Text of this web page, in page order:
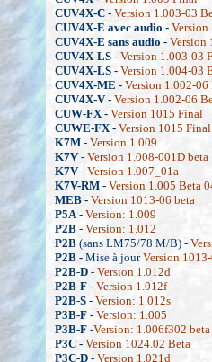
CUV4X-C - Version 1.003-03
CUV4X-E avec audio - Version
CUV4X-E sans audio - Version
CUV4X-LS - Version 1.003-03
CUV4X-LS - Version 1.004-03
CUV4X-ME - Version 1.002-06
CUV4X-V - Version 1.002-06
CUW-FX - Version 1015 Final
CUWE-FX - Version 1015 Final
K7M- Version 1.009
K7V - Version 1.008-001D beta
K7V - Version 1.007_01a
K7V-RM - Version 1.005 Beta
MEB - Version 1013-06 beta
P5A- Version: 1.009
P2B - Version: 1.012
P2B(sans LM75/78 M/B) -
P2B - Mise à jourVersion
P2B-D- Version 1.012d
P2B-F - Version 1.012f
P2B-S - Version: 1.012s
P3B-F - Version: 1.005
P3B-F -Version: 1.006f302 beta
P3C - Version 1024.02 Beta
P3C-D - Version 1.021d